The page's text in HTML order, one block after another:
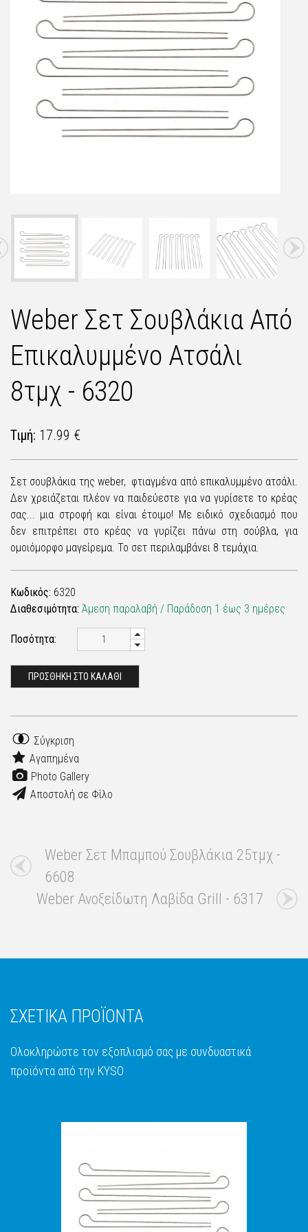
Weber Σετ Σουβλάκια Από
Επικαλυμμένο Ατσάλι
8τμχ - 6320
Τιμή: 17.99 €
Σετ σουβλάκια της weber, φτιαγμένα από επικαλυμμένο ατσάλι.
Δεν χρειάζεται πλέον να παιδεύεστε για να γυρίσετε το κρέας
σας... μια στροφή και είναι έτοιμο! Με ειδικό σχεδιασμό που
δεν επιτρέπει στο κρέας να γυρίζει πάνω στη σούβλα, για
ομοιόμορφο μαγείρεμα. Το σετ περιλαμβάνει 8 τεμάχια.
Κωδικός: 6320
Διαθεσιμότητα: Άμεση παραλαβή / Παράδoση 1 έως 3 ημέρες
Ποσότητα:
ΠΡΟΣΘΗΚΗ ΣΤΟ ΚΑΛΑΘΙ
Σύγκριση
Αγαπημένα
Photo Gallery
Αποστολή σε Φίλο
Weber Σετ Μπαμπού Σουβλάκια 25τμχ -
6608
Weber Ανοξείδωτη Λαβίδα Grill - 6317
ΣΧΕΤΙΚΑ ΠΡΟΪΟΝΤΑ
Ολοκληρώστε τον εξοπλισμό σας με συνδυαστικά
προϊόντα από την KYSO